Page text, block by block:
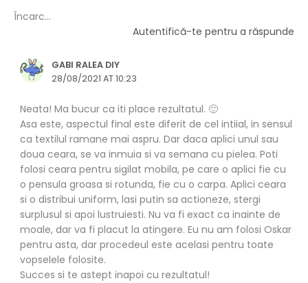
Încarc...
Autentifică-te pentru a răspunde
GABI RALEA DIY
28/08/2021 AT 10:23
Neata! Ma bucur ca iti place rezultatul. 🙂
Asa este, aspectul final este diferit de cel intiial, in sensul
ca textilul ramane mai aspru. Dar daca aplici unul sau
doua ceara, se va inmuia si va semana cu pielea. Poti
folosi ceara pentru sigilat mobila, pe care o aplici fie cu
o pensula groasa si rotunda, fie cu o carpa. Aplici ceara
si o distribui uniform, lasi putin sa actioneze, stergi
surplusul si apoi lustruiesti. Nu va fi exact ca inainte de
moale, dar va fi placut la atingere. Eu nu am folosi Oskar
pentru asta, dar procedeul este acelasi pentru toate
vopselele folosite.
Succes si te astept inapoi cu rezultatul!